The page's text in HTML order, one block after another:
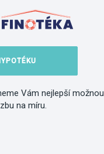
Vám nejlepší možnou
na míru.